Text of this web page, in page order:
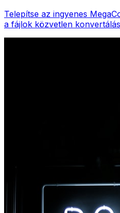
Telepítse az ingyenes
a fájlok közvetlen